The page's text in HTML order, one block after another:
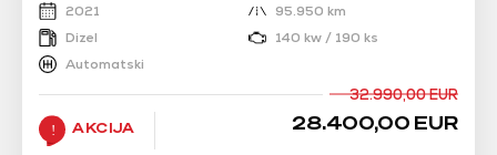
2021
95.950 km
Dizel
140 kw / 190 ks
Automatski
AKCIJA
32.990,00 EUR
28.400,00 EUR